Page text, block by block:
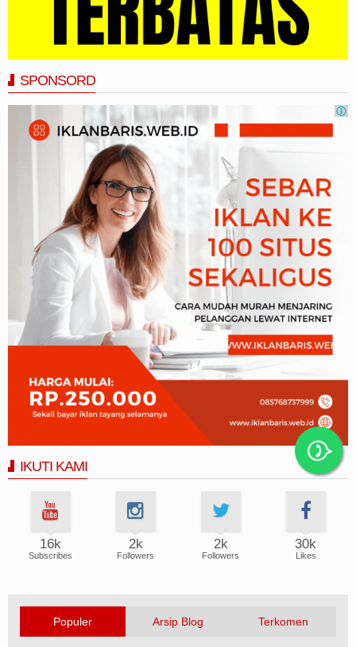
SPONSORD
IKUTI KAMI
16k
Subscribes
2k
Followers
2k
Followers
30k
Likes
Populer Arsip Blog Terkomen